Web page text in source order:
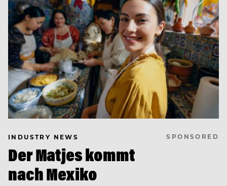
INDUSTRY NEWS SPONSORED
Der Matjes kommt
nach Mexiko